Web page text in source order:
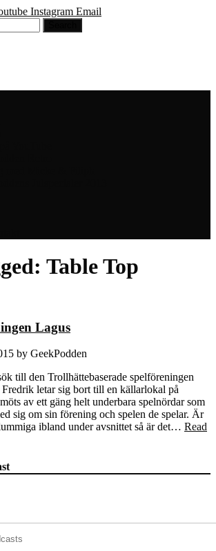
Instagram Email
Table Top
Lagus
by GeekPodden
till den Trollhättebaserade spelföreningen
letar sig bort till en källarlokal på
av ett gäng helt underbara spelnördar som
sig om sin förening och spelen de spelar. Är
ibland under avsnittet så är det… Read